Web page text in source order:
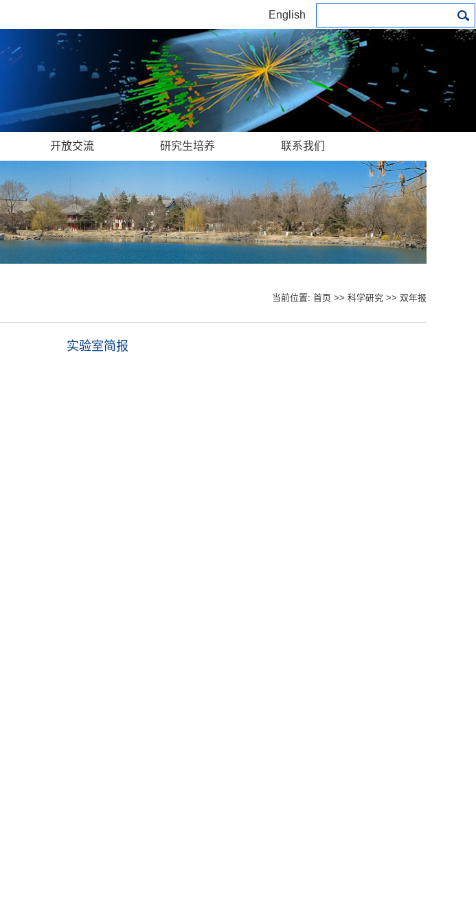
English
开放交流 研究生培养 联系我们
当前位置: 首页 >> 科学研究 >> 双年报
实验室简报